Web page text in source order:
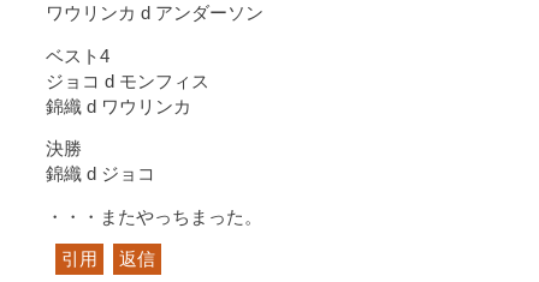
ワウリンカ d アンダーソン
ベスト4
ジョコ d モンフィス
錦織 d ワウリンカ
決勝
錦織 d ジョコ
・・・またやっちまった。
引用 返信